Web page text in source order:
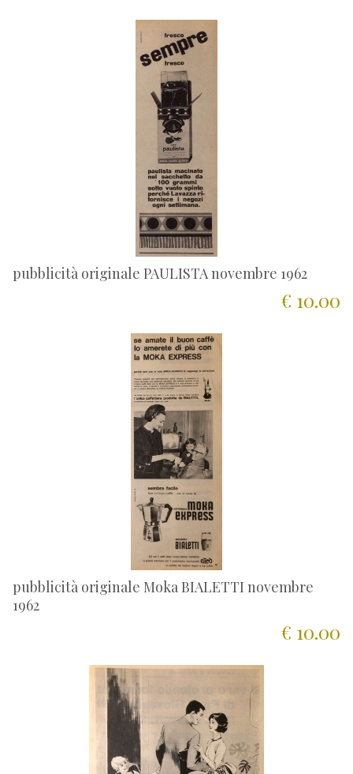
pubblicità originale PAULISTA novembre 1962
€ 10.00
pubblicità originale Moka BIALETTI novembre
1962
€ 10.00